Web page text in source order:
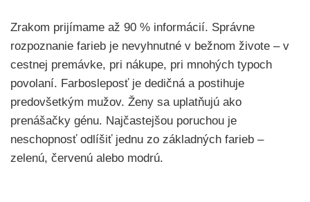
Zrakom prijímame až 90 % informácií. Správne
rozpoznanie farieb je nevyhnutné v bežnom živote – v
cestnej premávke, pri nákupe, pri mnohých typoch
povolaní. Farbosleposť je dedičná a postihuje
predovšetkým mužov. Ženy sa uplatňujú ako
prenášačky génu. Najčastejšou poruchou je
neschopnosť odlíšiť jednu zo základných farieb –
zelenú, červenú alebo modrú.